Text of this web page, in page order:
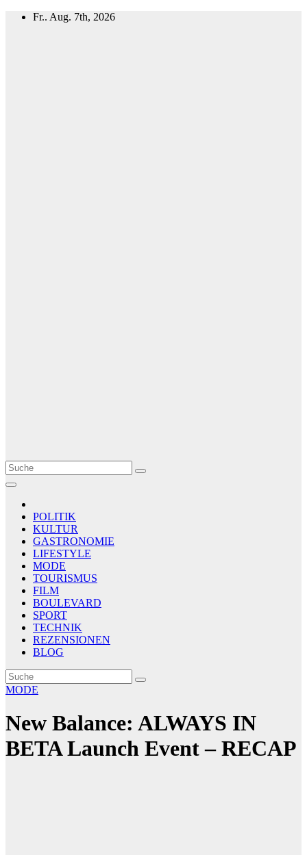
Zum
Fr.. Aug. 7th, 2026
Le Matin
AGENCE DE PRESSE
POLITIK
KULTUR
GASTRONOMIE
LIFESTYLE
MODE
TOURISMUS
FILM
BOULEVARD
SPORT
TECHNIK
REZENSIONEN
BLOG
MODE
New Balance: ALWAYS IN
BETA Launch Event – RECAP